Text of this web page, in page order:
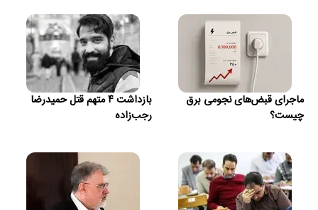
ماجرای قبض‌های نجومی برق
چیست؟
بازداشت ۴ متهم قتل حمیدرضا
رجب‌زاده